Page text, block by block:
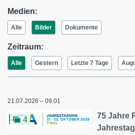
Medien:
Alle Bilder Dokumente
Zeitraum:
Alle Gestern Letzte 7 Tage
21.07.2026 – 09:01
4
75 Jahre